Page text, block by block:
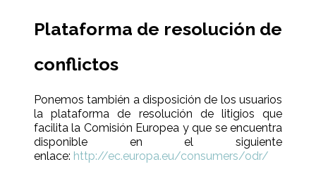
Plataforma de resolución de
conflictos
Ponemos también a disposición de los usuarios
la plataforma de resolución de litigios que
facilita la Comisión Europea y que se encuentra
disponible en el siguiente
enlace: http://ec.europa.eu/consumers/odr/